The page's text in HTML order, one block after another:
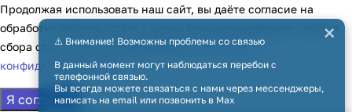
⚠️ Внимание! Возможны проблемы со связью
В данный момент могут наблюдаться перебои с
телефонной связью.
Вы всегда можете связаться с нами через мессенджеры,
написать на email или позвонить в Max
×
Продолжая использовать наш сайт, вы даёте согласие на
обработку файлов cookie в целях функционирования сайта и
сбора статистики в соответствии сполитикой
конфиденциальности
Я согласен